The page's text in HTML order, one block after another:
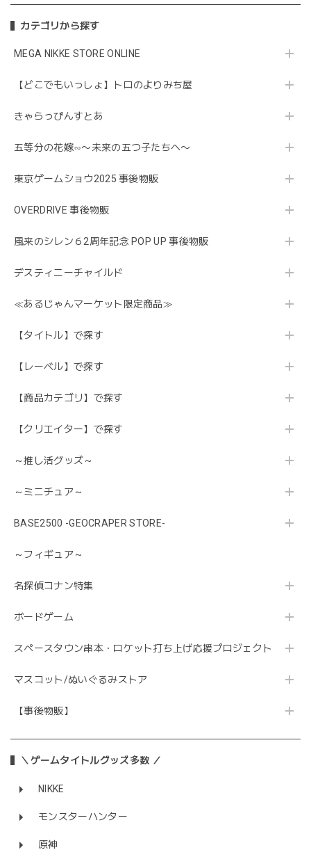
カテゴリから探す
MEGA NIKKE STORE ONLINE
【どこでもいっしょ】トロのよりみち屋
きゃらっぴんすとあ
五等分の花嫁∽〜未来の五つ子たちへ〜
東京ゲームショウ2025 事後物販
OVERDRIVE 事後物販
風来のシレン６2周年記念 POP UP 事後物販
デスティニーチャイルド
≪あるじゃんマーケット限定商品≫
【タイトル】で探す
【レーベル】で探す
【商品カテゴリ】で探す
【クリエイター】で探す
～推し活グッズ～
～ミニチュア～
BASE2500 -GEOCRAPER STORE-
～フィギュア～
名探偵コナン特集
ボードゲーム
スペースタウン串本・ロケット打ち上げ応援プロジェクト
マスコット/ぬいぐるみストア
【事後物販】
＼ゲームタイトルグッズ多数 ／
NIKKE
モンスターハンター
原神